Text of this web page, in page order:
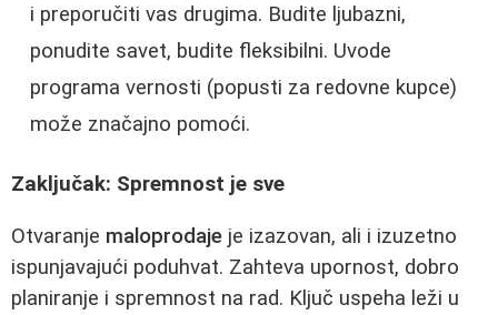
i preporučiti vas drugima. Budite ljubazni,
ponudite savet, budite fleksibilni. Uvode
programa vernosti (popusti za redovne kupce)
može značajno pomoći.
Zaključak: Spremnost je sve
Otvaranje maloprodaje je izazovan, ali i izuzetno
ispunjavajući poduhvat. Zahteva upornost, dobro
planiranje i spremnost na rad. Ključ uspeha leži u